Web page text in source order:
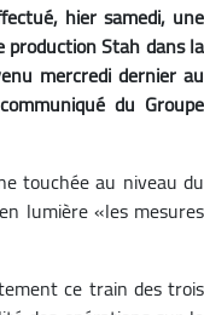
hier samedi, une
Stah dans la
mercredi dernier au
du Groupe
touchée au niveau du
lumière «les mesures
ce train des trois